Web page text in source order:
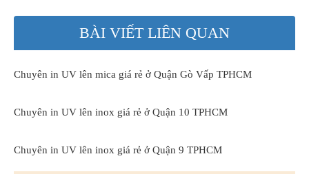
BÀI VIẾT LIÊN QUAN
Chuyên in UV lên mica giá rẻ ở Quận Gò Vấp TPHCM
Chuyên in UV lên inox giá rẻ ở Quận 10 TPHCM
Chuyên in UV lên inox giá rẻ ở Quận 9 TPHCM